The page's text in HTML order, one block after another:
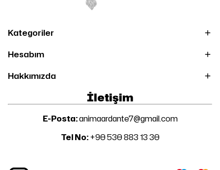
Kategoriler
Hesabım
Hakkımızda
İletişim
E-Posta:animaardante7@gmail.com
Tel No: +90 530 883 13 30